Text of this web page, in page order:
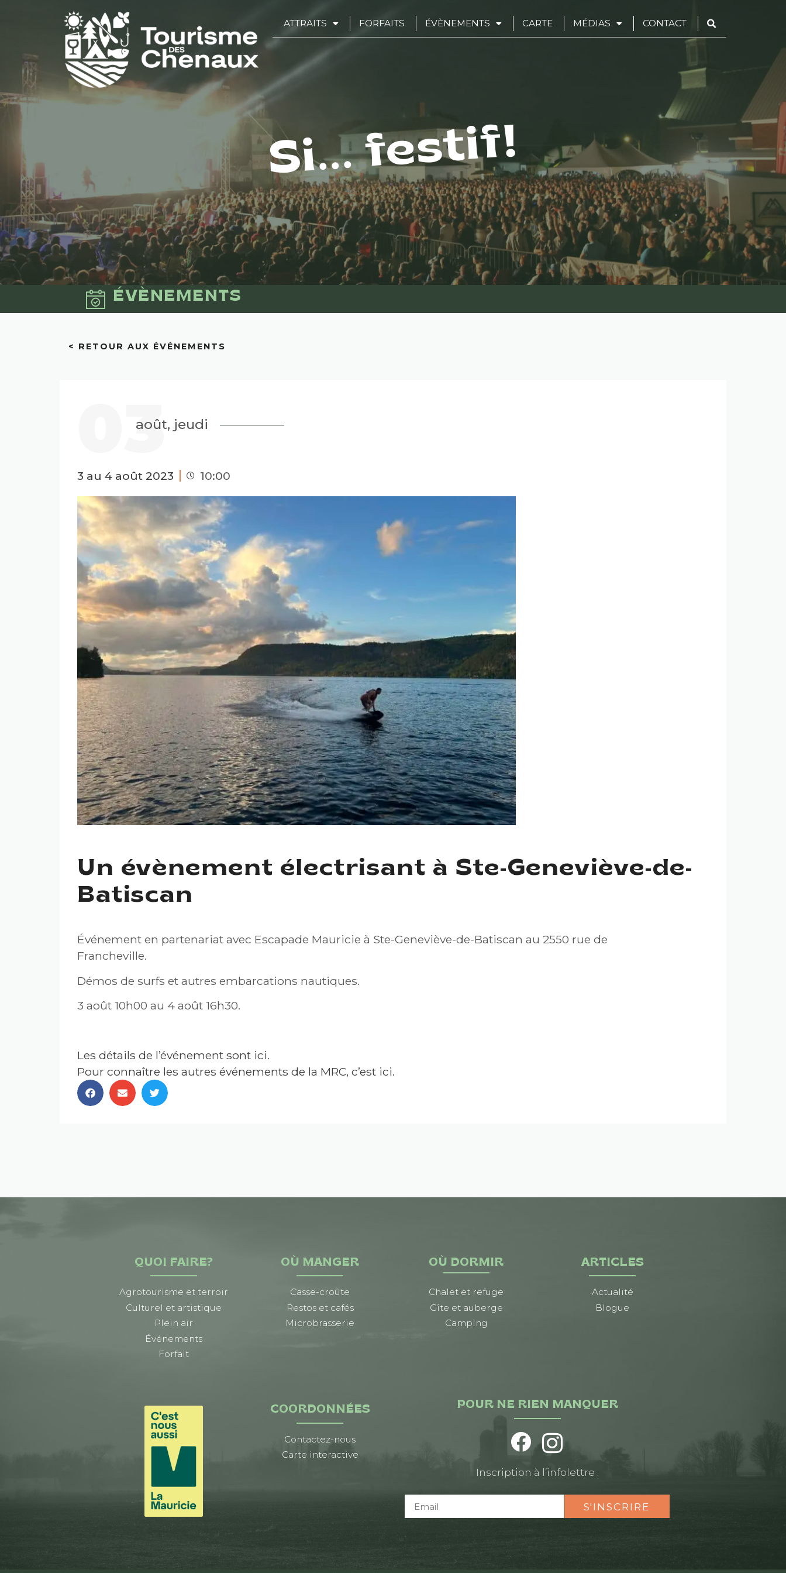
ATTRAITS FORFAITS ÉVÈNEMENTS CARTE MÉDIAS CONTACT
Si... festif!
ÉVÈNEMENTS
< RETOUR AUX ÉVÉNEMENTS
03
août, jeudi
3 au 4 août 2023 10:00
Un évènement électrisant à Ste-Geneviève-de-
Batiscan
Événement en partenariat avec Escapade Mauricie à Ste-Geneviève-de-Batiscan au 2550 rue de
Francheville.
Démos de surfs et autres embarcations nautiques.
3 août 10h00 au 4 août 16h30.
Les détails de l’événement sont ici.
Pour connaître les autres événements de la MRC, c’est ici.
QUOI FAIRE?
Agrotourisme et terroir
Culturel et artistique
Plein air
Événements
Forfait
OÙ MANGER
Casse-croûte
Restos et cafés
Microbrasserie
OÙ DORMIR
Chalet et refuge
Gîte et auberge
Camping
ARTICLES
Actualité
Blogue
COORDONNÉES
Contactez-nous
Carte interactive
POUR NE RIEN MANQUER
Inscription à l’infolettre :
S'INSCRIRE